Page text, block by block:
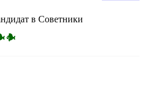
в Советники